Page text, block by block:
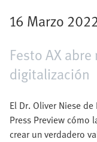
16 Marzo 2022
Festo AX
digitalización
El Dr. Oliver Niese
Press Preview cómo
crear un verdadero